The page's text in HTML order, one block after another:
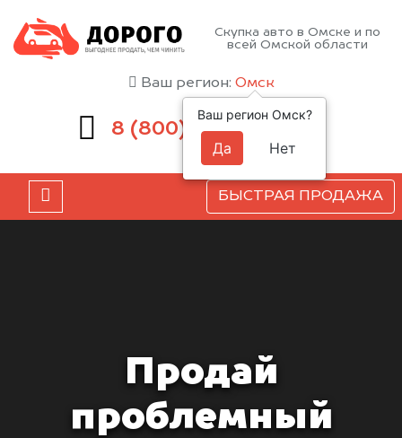
Скупка авто в Омске и по
всей Омской области
Ваш регион: Омск
8 (800) 551-81-15
БЫСТРАЯ ПРОДАЖА
Продай
проблемный
Ваш регион Омск?
Да Нет